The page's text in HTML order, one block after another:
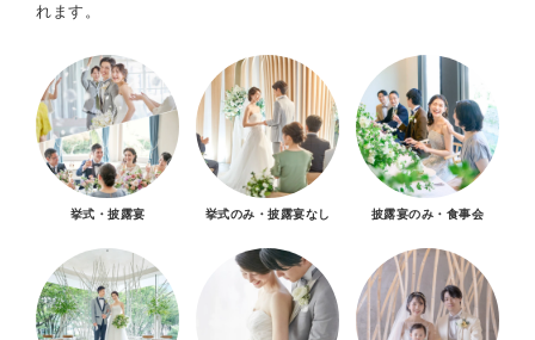
れます。
挙式・披露宴 挙式のみ・披露宴なし 披露宴のみ・食事会